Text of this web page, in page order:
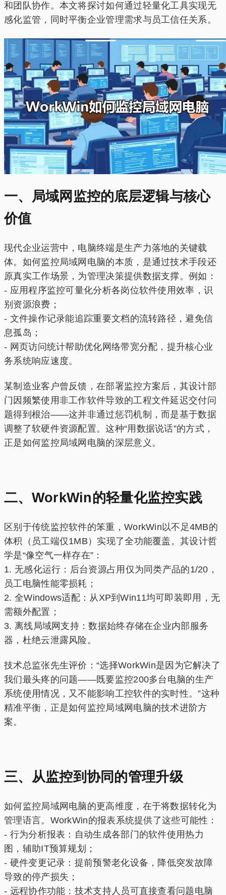
和团队协作。本文将探讨如何通过轻量化工具实现无
感化监管，同时平衡企业管理需求与员工信任关系。
一、局域网监控的底层逻辑与核心
价值
现代企业运营中，电脑终端是生产力落地的关键载
体。如何监控局域网电脑的本质，是通过技术手段还
原真实工作场景，为管理决策提供数据支撑。例如：
- 应用程序监控可量化分析各岗位软件使用效率，识
别资源浪费；
- 文件操作记录能追踪重要文档的流转路径，避免信
息孤岛；
- 网页访问统计帮助优化网络带宽分配，提升核心业
务系统响应速度。
某制造业客户曾反馈，在部署监控方案后，其设计部
门因频繁使用非工作软件导致的工程文件延迟交付问
题得到根治——这并非通过惩罚机制，而是基于数据
调整了软硬件资源配置。这种“用数据说话”的方式，
正是如何监控局域网电脑的深层意义。
二、WorkWin的轻量化监控实践
区别于传统监控软件的笨重，WorkWin以不足4MB的
体积（员工端仅1MB）实现了全功能覆盖。其设计哲
学是“像空气一样存在”：
1. 无感化运行：后台资源占用仅为同类产品的1/20，
员工电脑性能零损耗；
2. 全Windows适配：从XP到Win11均可即装即用，无
需额外配置；
3. 离线局域网支持：数据始终存储在企业内部服务
器，杜绝云泄露风险。
技术总监张先生评价：“选择WorkWin是因为它解决了
我们最头疼的问题——既要监控200多台电脑的生产
系统使用情况，又不能影响工控软件的实时性。”这种
精准平衡，正是如何监控局域网电脑的技术进阶方
案。
三、从监控到协同的管理升级
如何监控局域网电脑的更高维度，在于将数据转化为
管理语言。WorkWin的报表系统提供了这些可能性：
- 行为分析报表：自动生成各部门的软件使用热力
图，辅助IT预算规划；
- 硬件变更记录：提前预警老化设备，降低突发故障
导致的停产损失；
- 远程协作功能：技术支持人员可直接查看问题电脑